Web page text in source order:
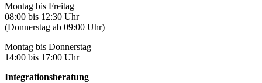
Montag bis Freitag
08:00 bis 12:30 Uhr
(Donnerstag ab 09:00 Uhr)
Montag bis Donnerstag
14:00 bis 17:00 Uhr
Integrationsberatung